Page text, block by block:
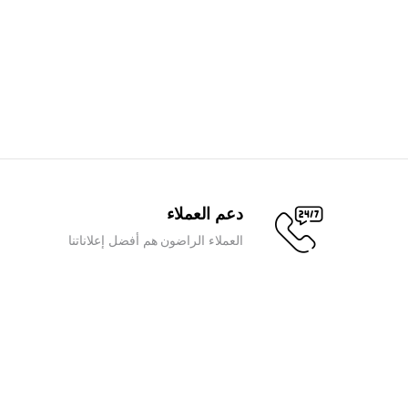
الخيارات
صفحة
المنتج
دعم العملاء
العملاء الراضون هم أفضل إعلاناتنا